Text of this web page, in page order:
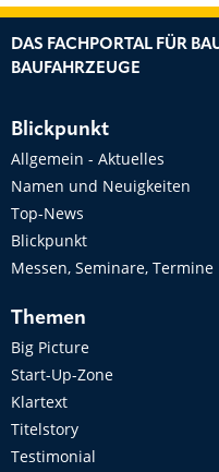
DAS FACHPORTAL FÜR
BAUFAHRZEUGE
Blickpunkt
Allgemein - Aktuelles
Namen und Neuigkeiten
Top-News
Blickpunkt
Messen, Seminare, Termine
Themen
Big Picture
Start-Up-Zone
Klartext
Titelstory
Testimonial